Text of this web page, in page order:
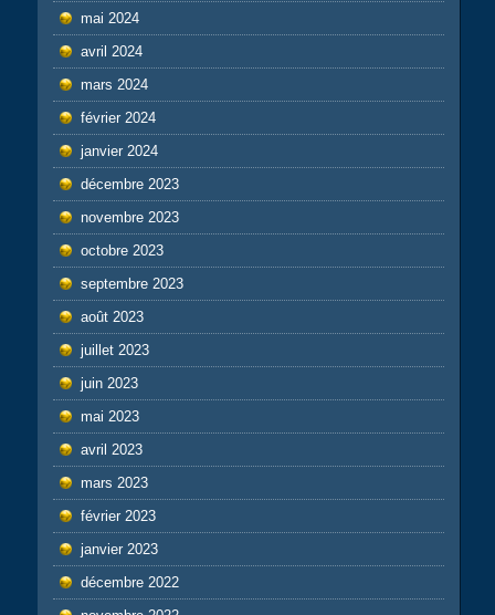
mai 2024
avril 2024
mars 2024
février 2024
janvier 2024
décembre 2023
novembre 2023
octobre 2023
septembre 2023
août 2023
juillet 2023
juin 2023
mai 2023
avril 2023
mars 2023
février 2023
janvier 2023
décembre 2022